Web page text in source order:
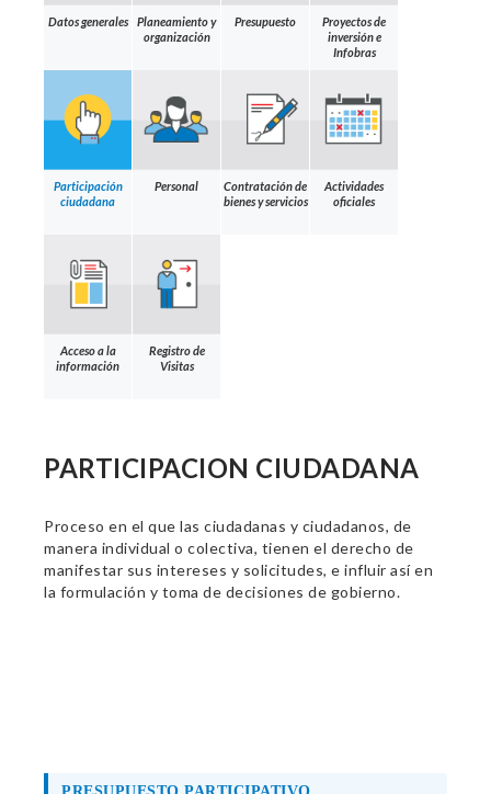
Datos generales
Planeamiento y
organización
Presupuesto
Proyectos de
inversión e
Infobras
Participación
ciudadana
Personal
Contratación de
bienes y servicios
Actividades
oficiales
Acceso a la
información
Registro de
Visitas
PARTICIPACION CIUDADANA
Proceso en el que las ciudadanas y ciudadanos, de
manera individual o colectiva, tienen el derecho de
manifestar sus intereses y solicitudes, e influir así en
la formulación y toma de decisiones de gobierno.